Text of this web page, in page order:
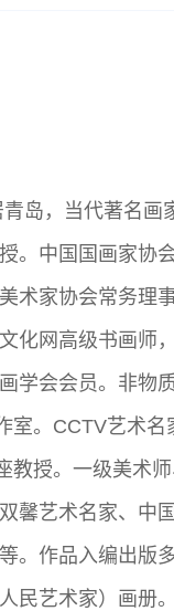
岛，当代著名画
中国国画家协
术家协会常务理
化网高级书画师
会会员。非物
。CCTV艺术
授。一级美术
馨艺术名家、中
。作品入编出版
民艺术家）画册